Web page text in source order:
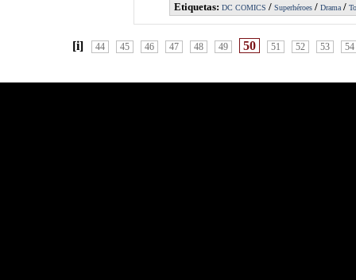
Etiquetas: DC COMICS / Superhéroes/ Drama/
[i] 44 45 46 47 48 49 50 51 52 53 54